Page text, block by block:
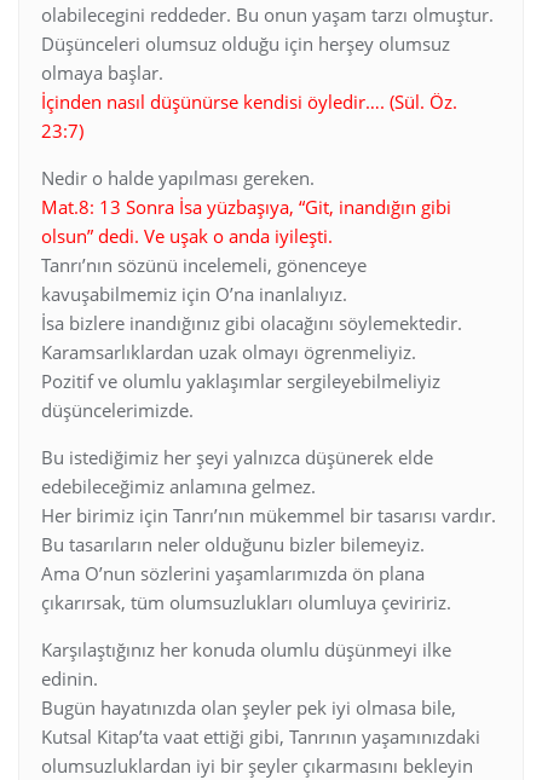
olabilecegini reddeder. Bu onun yaşam tarzı olmuştur.
Düşünceleri olumsuz olduğu için herşey olumsuz
olmaya başlar.
İçinden nasıl düşünürse kendisi öyledir…. (Sül. Öz.
23:7)
Nedir o halde yapılması gereken.
Mat.8: 13 Sonra İsa yüzbaşıya, “Git, inandığın gibi
olsun” dedi. Ve uşak o anda iyileşti.
Tanrı’nın sözünü incelemeli, gönenceye
kavuşabilmemiz için O’na inanlalıyız.
İsa bizlere inandığınız gibi olacağını söylemektedir.
Karamsarlıklardan uzak olmayı ögrenmeliyiz.
Pozitif ve olumlu yaklaşımlar sergileyebilmeliyiz
düşüncelerimizde.
Bu istediğimiz her şeyi yalnızca düşünerek elde
edebileceğimiz anlamına gelmez.
Her birimiz için Tanrı’nın mükemmel bir tasarısı vardır.
Bu tasarıların neler olduğunu bizler bilemeyiz.
Ama O’nun sözlerini yaşamlarımızda ön plana
çıkarırsak, tüm olumsuzlukları olumluya çeviririz.
Karşılaştığınız her konuda olumlu düşünmeyi ilke
edinin.
Bugün hayatınızda olan şeyler pek iyi olmasa bile,
Kutsal Kitap’ta vaat ettiği gibi, Tanrının yaşamınızdaki
olumsuzluklardan iyi bir şeyler çıkarmasını bekleyin